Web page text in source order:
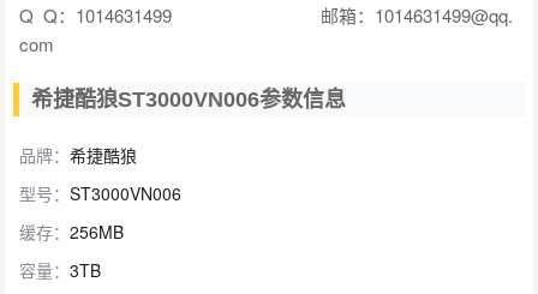
Q Q：1014631499 邮箱：1014631499@qq.
com
希捷酷狼ST3000VN006参数信息
品牌：希捷酷狼
型号：ST3000VN006
缓存：256MB
容量：3TB